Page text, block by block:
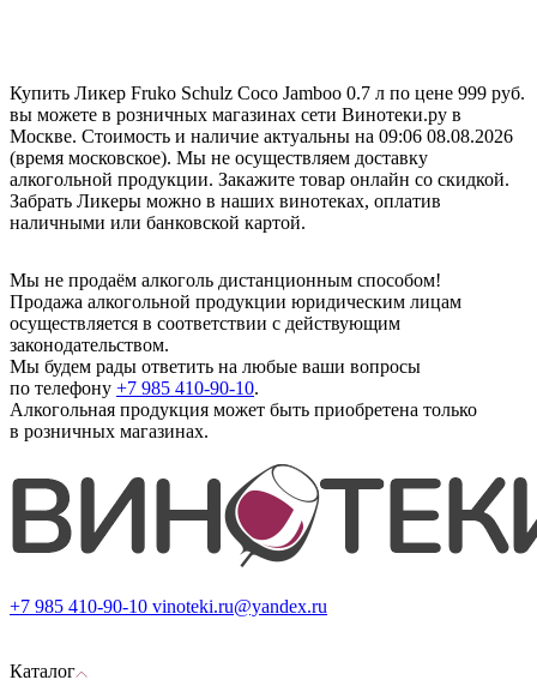
Купить Ликер Fruko Schulz Coco Jamboo 0.7 л по цене 999 руб.
вы можете в розничных магазинах сети Винотеки.ру в
Москве. Стоимость и наличие актуальны на 09:06 08.08.2026
(время московское). Мы не осуществляем доставку
алкогольной продукции. Закажите товар онлайн со скидкой.
Забрать Ликеры можно в наших винотеках, оплатив
наличными или банковской картой.
Мы не продаём алкоголь дистанционным способом!
Продажа алкогольной продукции юридическим лицам
осуществляется в соответствии с действующим
законодательством.
Мы будем рады ответить на любые ваши вопросы
по телефону +7 985 410-90-10.
Алкогольная продукция может быть приобретена только
в розничных магазинах.
+7 985 410-90-10 vinoteki.ru@yandex.ru
Каталог